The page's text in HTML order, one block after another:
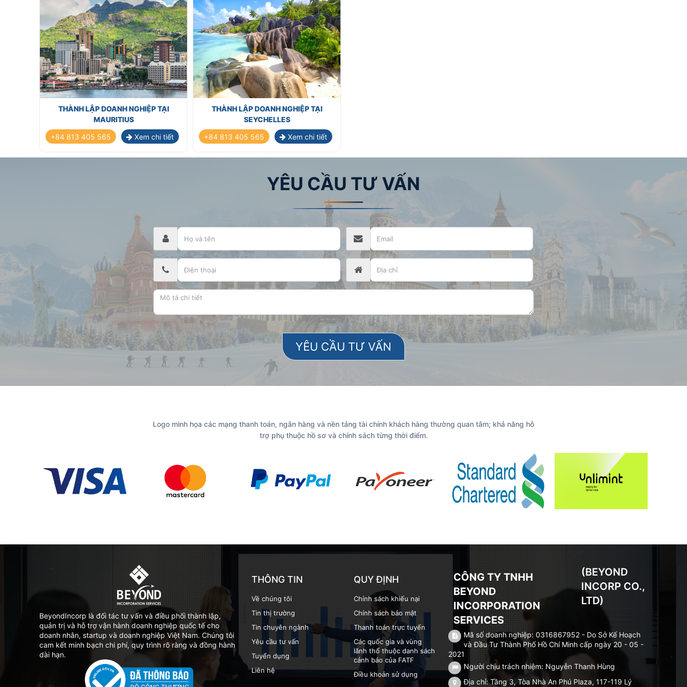
St. Kitts & Nevis
Panama
THÀNH LẬP DOANH NGHIỆP TẠI
MAURITIUS
+84 813 405 565
Xem chi tiết
THÀNH LẬP DOANH NGHIỆP TẠI
SEYCHELLES
+84 813 405 565
Xem chi tiết
YÊU CẦU TƯ VẤN
Logo minh họa các mạng thanh toán, ngân hàng và nền tảng tài chính khách hàng thường quan tâm; khả năng hỗ
trợ phụ thuộc hồ sơ và chính sách từng thời điểm.
BeyondIncorp là đối tác tư vấn và điều phối thành lập,
quản trị và hỗ trợ vận hành doanh nghiệp quốc tế cho
doanh nhân, startup và doanh nghiệp Việt Nam. Chúng tôi
cam kết minh bạch chi phí, quy trình rõ ràng và đồng hành
dài hạn.
THÔNG TIN
Về chúng tôi
Tin thị trường
Tin chuyên ngành
Yêu cầu tư vấn
Tuyển dụng
Liên hệ
QUY ĐỊNH
Chính sách khiếu nại
Chính sách bảo mật
Thanh toán trực tuyến
Các quốc gia và vùng
lãnh thổ thuộc danh sách
cảnh báo của FATF
Điều khoản sử dụng
CÔNG TY TNHH
BEYOND
INCORPORATION
SERVICES
(BEYOND
INCORP CO.,
LTD)
Mã số doanh nghiệp: 0316867952 - Do Sở Kế Hoạch
và Đầu Tư Thành Phố Hồ Chí Minh cấp ngày 20 - 05 -
2021
Người chịu trách nhiệm: Nguyễn Thanh Hùng
Địa chỉ: Tầng 3, Tòa Nhà An Phú Plaza, 117-119 Lý